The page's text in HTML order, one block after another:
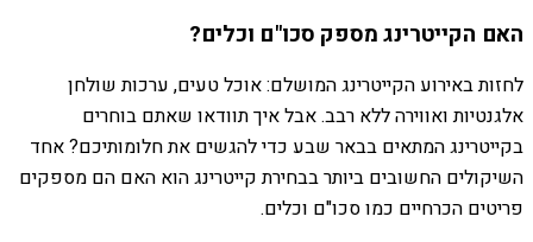
האם הקייטרינג מספק סכו"ם וכלים?
לחזות באירוע הקייטרינג המושלם: אוכל טעים, ערכות שולחן
אלגנטיות ואווירה ללא רבב. אבל איך תוודאו שאתם בוחרים
בקייטרינג המתאים בבאר שבע כדי להגשים את חלומותיכם? אחד
השיקולים החשובים ביותר בבחירת קייטרינג הוא האם הם מספקים
פריטים הכרחיים כמו סכו"ם וכלים.